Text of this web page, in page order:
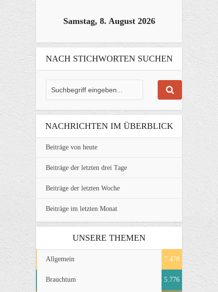
Samstag, 8. August 2026
NACH STICHWORTEN SUCHEN
NACHRICHTEN IM ÜBERBLICK
Beiträge von heute
Beiträge der letzten drei Tage
Beiträge der letzten Woche
Beiträge im letzten Monat
UNSERE THEMEN
Allgemein 7.478
Brauchtum 5.776